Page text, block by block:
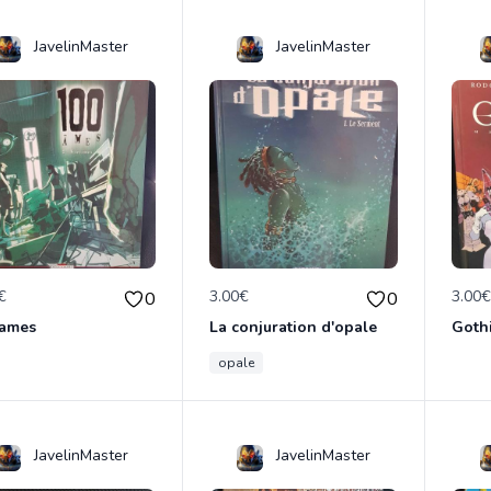
JavelinMaster
0
JavelinMaster
3.00€ 0
La conjuration d'opale
opale
3.00€
JavelinMaster JavelinMaster